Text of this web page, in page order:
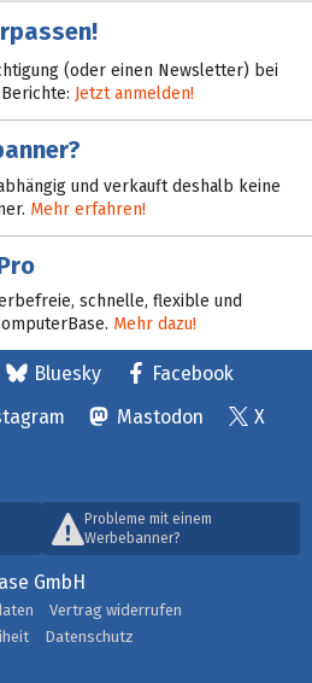
(oder einen Newsletter) bei
Jetzt anmelden!
und verkauft deshalb keine
Mehr erfahren!
schnelle, flexible und
Mehr dazu!
Bluesky
Facebook
Mastodon
X
Probleme mit einem
Werbebanner?
GmbH
Vertrag widerrufen
Datenschutz